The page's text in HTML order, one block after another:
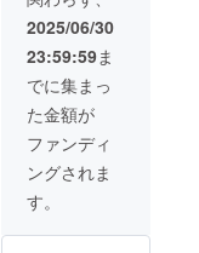
は4種類
よりお
選びく
ださい
※雅龍
garoが
全て手
作業で
制作致
無垢の
2025/06/30
23:59:59ま
でに集まっ
た金額が
ファンディ
ングされま
す。